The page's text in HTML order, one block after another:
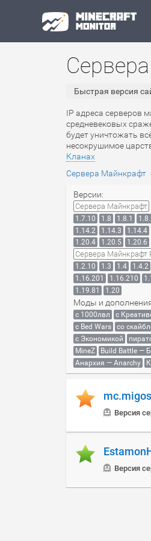
Быстрая версия
IP адреса серверов
средневековых
будет уничтожать
несокрушимое
Кланах
Сервера Майнкрафт
Версии:
Сервера Майнкрафт
1.7.10
1.8 1.8.1
1.14.2
1.14.3 1.14.4
1.20.4
1.20.5 1.20.6
Сервера Майнкрафт
1.2.10
1.3 1.4 1.4.2
1.16.201
1.16.210
1.19.81
1.20
Моды и
с 1000лвл c
с Bed Wars
со
с Экономикой
MineZ
Build Battle —
Анархия — Anarchy
Версия
Версия